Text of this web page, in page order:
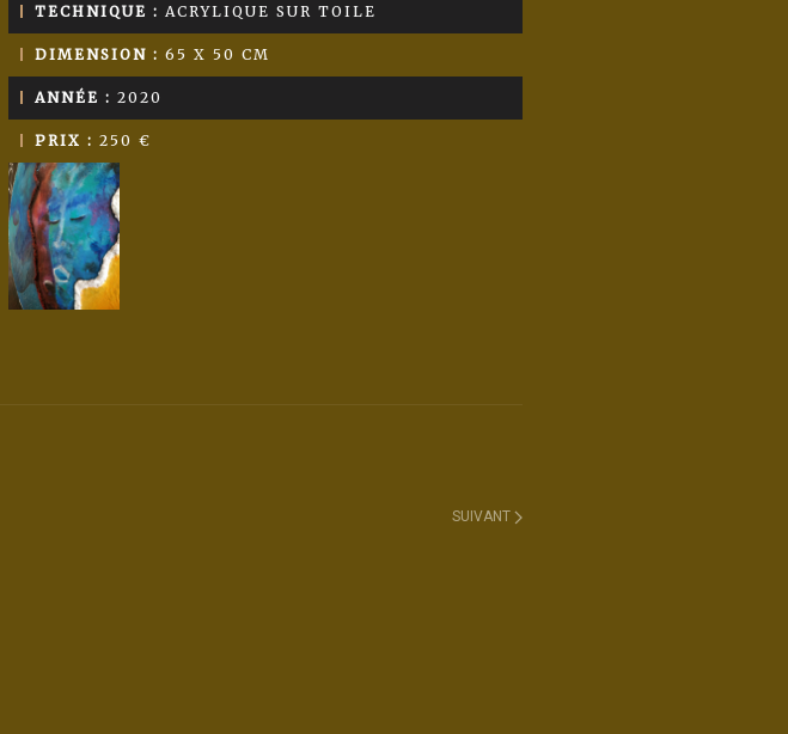
TECHNIQUE : ACRYLIQUE SUR TOILE
DIMENSION : 65 X 50 CM
ANNÉE : 2020
PRIX : 250 €
SUIVANT